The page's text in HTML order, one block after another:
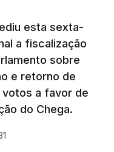
o
é
deixa alguns
esta sexta-
a fiscalização
sobre
e retorno de
a favor de
do Chega.